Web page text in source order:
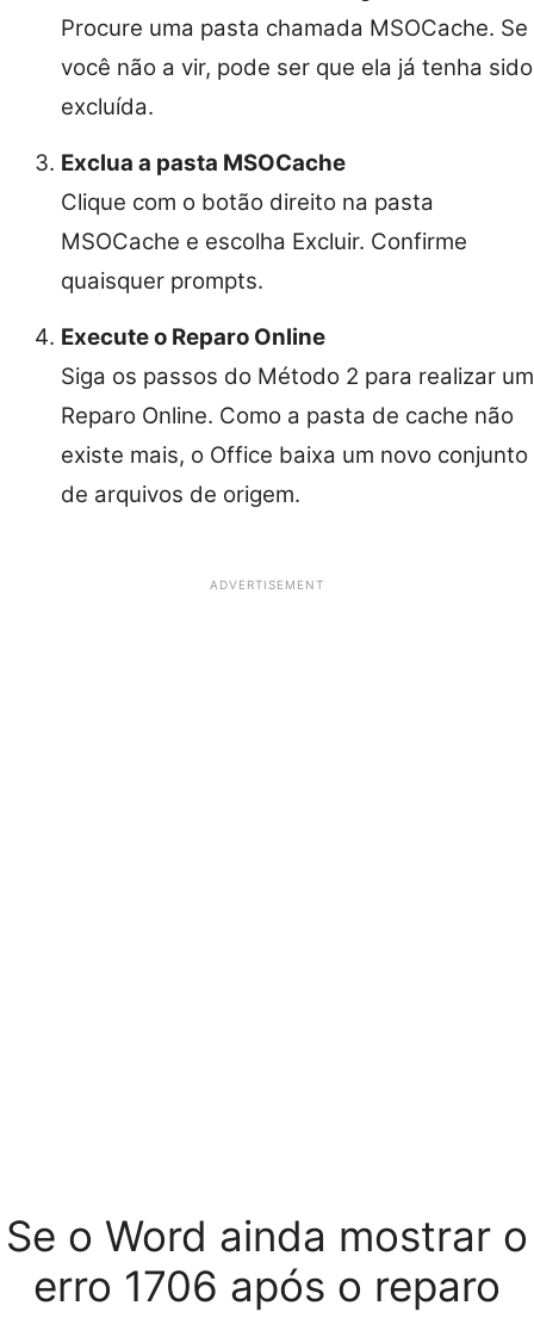
Procure uma pasta chamada MSOCache. Se
você não a vir, pode ser que ela já tenha sido
excluída.
Exclua a pasta MSOCache
Clique com o botão direito na pasta
MSOCache e escolha Excluir. Confirme
quaisquer prompts.
Execute o Reparo Online
Siga os passos do Método 2 para realizar um
Reparo Online. Como a pasta de cache não
existe mais, o Office baixa um novo conjunto
de arquivos de origem.
ADVERTISEMENT
Se o Word ainda mostrar o
erro 1706 após o reparo